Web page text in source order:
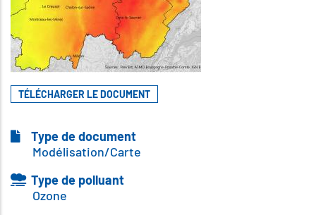
TÉLÉCHARGER LE DOCUMENT
Type de document
Modélisation/Carte
Type de polluant
Ozone